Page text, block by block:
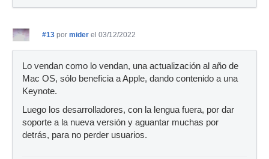
#13 por mider el 03/12/2022
Lo vendan como lo vendan, una actualización al año de
Mac OS, sólo beneficia a Apple, dando contenido a una
Keynote.
Luego los desarrolladores, con la lengua fuera, por dar
soporte a la nueva versión y aguantar muchas por
detrás, para no perder usuarios.